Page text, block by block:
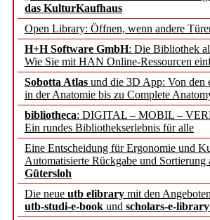
das KulturKaufhaus
Open Library: Öffnen, wenn andere
H+H Software GmbH: Die Bibliothek
Wie Sie mit HAN Online-Ressourcen
Sobotta Atlas und die 3D App: Von den
in der Anatomie bis zu Complete
bibliotheca: DIGITAL – MOBIL –
Ein rundes Bibliothekserlebnis für alle
Eine Entscheidung für Ergonomie und
Automatisierte Rückgabe und Sortierung
Gütersloh
Die neue utb elibrary mit den Angeboten
utb-studi-e-book und scholars-e-library
Mohr Siebeck
und die
Francke
EBSCO
Sorbisches
Geschichte